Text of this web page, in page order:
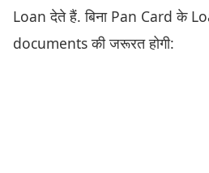
Loan देते हैं. बिना Pan Card के
documents की जरूरत होगी: